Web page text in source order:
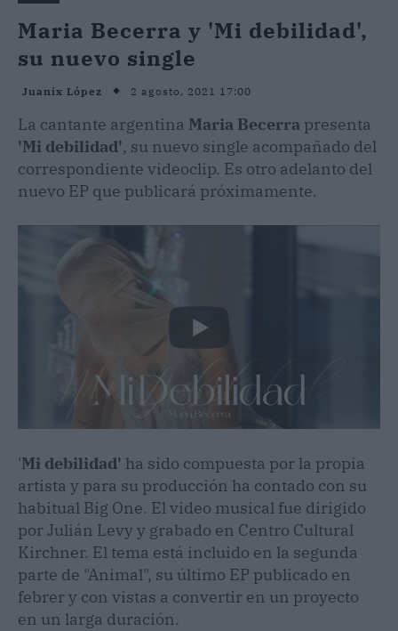
Maria Becerra y 'Mi debilidad',
su nuevo single
Juanix López 2 agosto, 2021 17:00
La cantante argentina Maria Becerra presenta
'Mi debilidad', su nuevo single acompañado del
correspondiente videoclip. Es otro adelanto del
nuevo EP que publicará próximamente.
'Mi debilidad' ha sido compuesta por la propia
artista y para su producción ha contado con su
habitual Big One. El video musical fue dirigido
por Julián Levy y grabado en Centro Cultural
Kirchner. El tema está incluido en la segunda
parte de "Animal", su último EP publicado en
febrer y con vistas a convertir en un proyecto
en un larga duración.